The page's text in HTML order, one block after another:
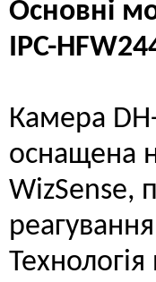
Основні
IPC-
Камера
оснащена
WizSense,